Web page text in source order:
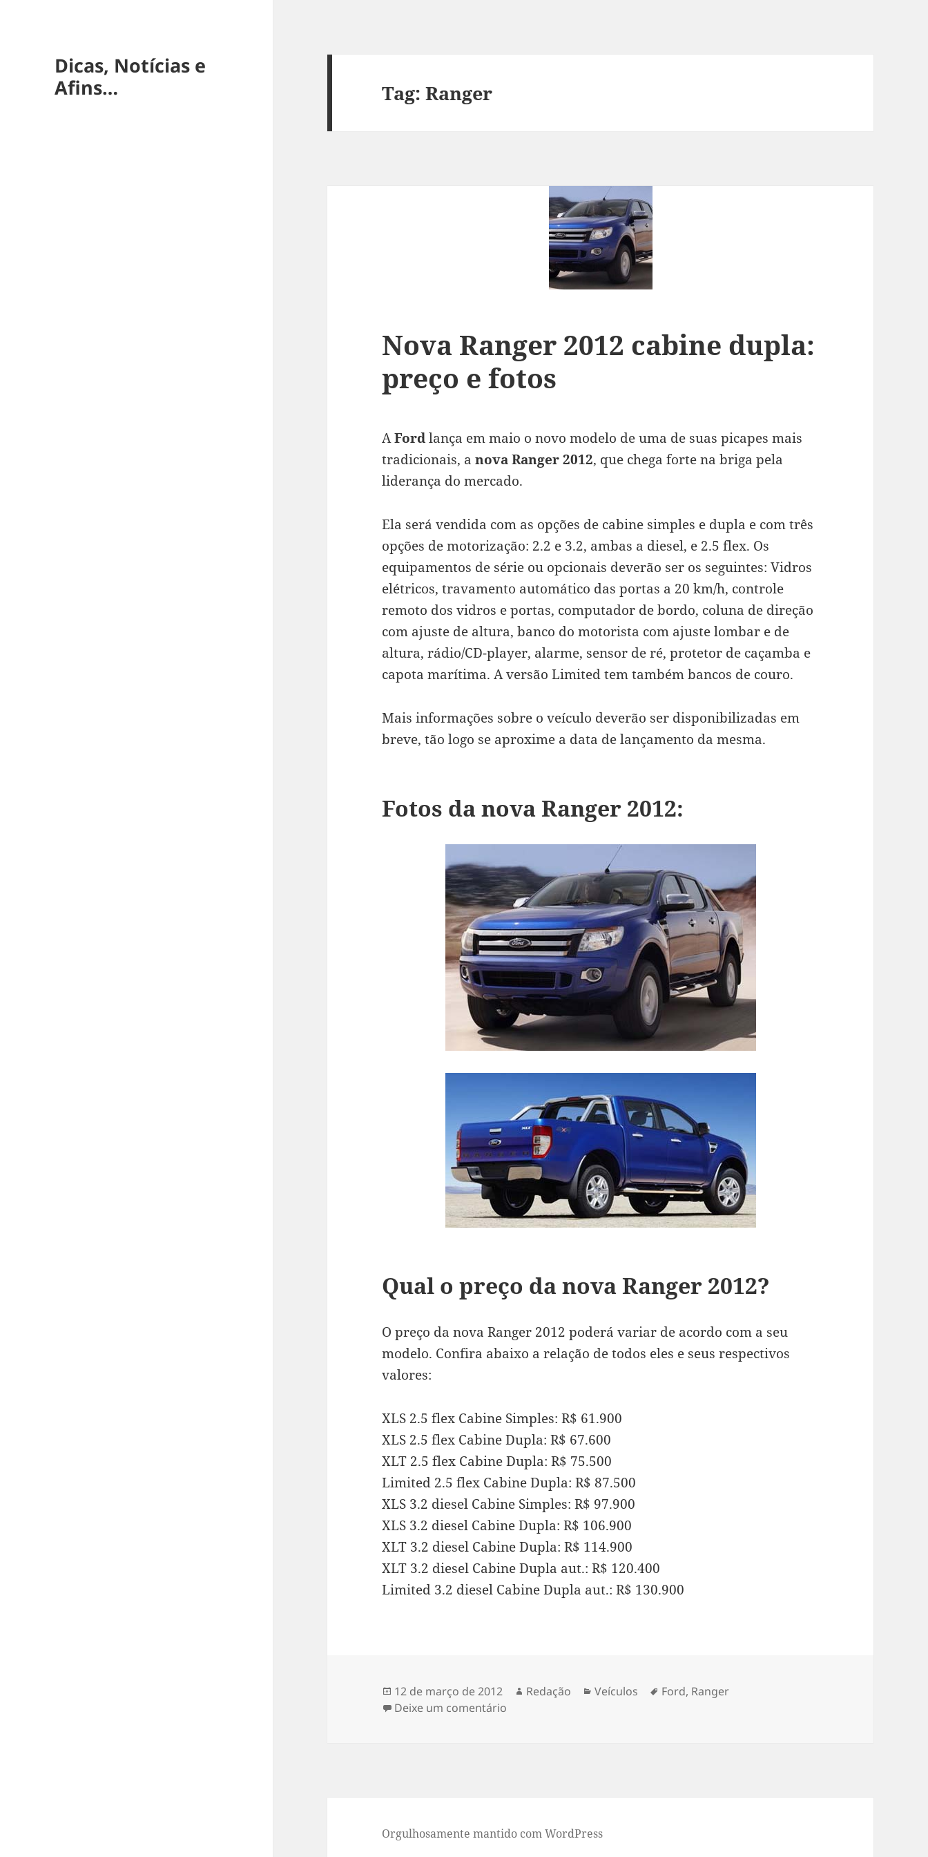
Dicas, Notícias e
Afins…
Tag:Ranger
Nova Ranger 2012 cabine dupla:
preço e fotos
AFordlança em maio o novo modelo de uma de suas picapes mais
tradicionais, anova Ranger 2012, que chega forte na briga pela
liderança do mercado.
Ela será vendida com as opções de cabine simples e dupla e com três
opções de motorização: 2.2 e 3.2, ambas a diesel, e 2.5 flex. Os
equipamentos de série ou opcionais deverão ser os seguintes: Vidros
elétricos, travamento automático das portas a 20 km/h, controle
remoto dos vidros e portas, computador de bordo, coluna de direção
com ajuste de altura, banco do motorista com ajuste lombar e de
altura, rádio/CD-player, alarme, sensor de ré, protetor de caçamba e
capota marítima. A versão Limited tem também bancos de couro.
Mais informações sobre o veículo deverão ser disponibilizadas em
breve, tão logo se aproxime a data de lançamento da mesma.
Fotos da nova Ranger 2012:
Qual o preço da nova Ranger 2012?
O preço da nova Ranger 2012 poderá variar de acordo com a seu
modelo. Confira abaixo a relação de todos eles e seus respectivos
valores:
XLS 2.5 flex Cabine Simples: R$ 61.900
XLS 2.5 flex Cabine Dupla: R$ 67.600
XLT 2.5 flex Cabine Dupla: R$ 75.500
Limited 2.5 flex Cabine Dupla: R$ 87.500
XLS 3.2 diesel Cabine Simples: R$ 97.900
XLS 3.2 diesel Cabine Dupla: R$ 106.900
XLT 3.2 diesel Cabine Dupla: R$ 114.900
XLT 3.2 diesel Cabine Dupla aut.: R$ 120.400
Limited 3.2 diesel Cabine Dupla aut.: R$ 130.900
Publicado
em
12 de março de 2012 Autor
Redação Categorias
Veículos Tags
Ford, Ranger
Deixe um comentário
Orgulhosamente mantido com WordPress